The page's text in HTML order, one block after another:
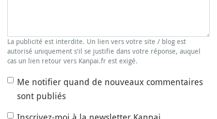
La publicité est interdite. Un lien vers votre site / blog est
autorisé uniquement s'il se justifie dans votre réponse, auquel
cas un lien retour vers Kanpai.fr est exigé.
Me notifier quand de nouveaux commentaires
sont publiés